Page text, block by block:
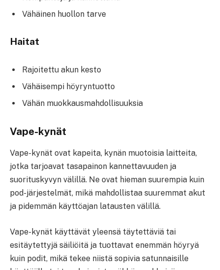
Vähäinen huollon tarve
Haitat
Rajoitettu akun kesto
Vähäisempi höyryntuotto
Vähän muokkausmahdollisuuksia
Vape-kynät
Vape-kynät ovat kapeita, kynän muotoisia laitteita,
jotka tarjoavat tasapainon kannettavuuden ja
suorituskyvyn välillä. Ne ovat hieman suurempia kuin
pod-järjestelmät, mikä mahdollistaa suuremmat akut
ja pidemmän käyttöajan latausten välillä.
Vape-kynät käyttävät yleensä täytettäviä tai
esitäytettyjä säiliöitä ja tuottavat enemmän höyryä
kuin podit, mikä tekee niistä sopivia satunnaisille